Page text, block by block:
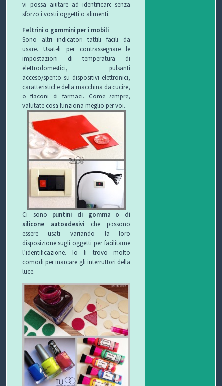
vi possa aiutare ad identificare senza
sforzo i vostri oggetti o alimenti.
Feltrini o gommini per i mobili
Sono altri indicatori tattili facili da
usare. Usateli per contrassegnare le
impostazioni di temperatura di
elettrodomestici, pulsanti
acceso/spento su dispositivi elettronici,
caratteristiche della macchina da cucire,
o flaconi di farmaci. Come sempre,
valutate cosa funziona meglio per voi.
Ci sono puntini di gomma o di
silicone autoadesiviche possono
essere usati variando la loro
disposizione sugli oggetti per facilitarne
l’identificazione. Io li trovo molto
comodi per marcare gli interruttori della
luce.